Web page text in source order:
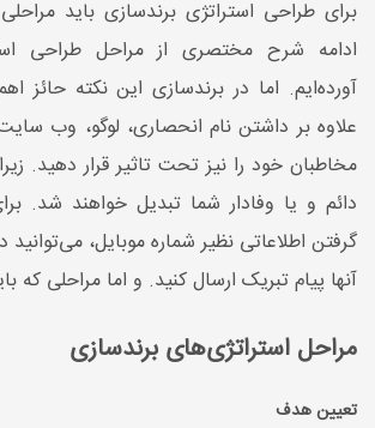
برای طراحی استراتژی برندسازی باید
ادامه شرح مختصری از مراحل طراحی
آورده‌ایم. اما در برندسازی این نکته
علاوه بر داشتن نام انحصاری، لوگو، وب
مخاطبان خود را نیز تحت تاثیر قرار دهید.
دائم و یا وفادار شما تبدیل خواهند شد.
گرفتن اطلاعاتی نظیر شماره موبایل، می‌توانید
آنها پیام تبریک ارسال کنید. و اما مراحلی که
مراحل استراتژی‌های برندسازی
تعیین هدف